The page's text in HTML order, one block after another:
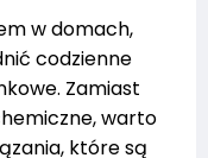
w domach,
codzienne
Zamiast
warto
które są